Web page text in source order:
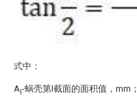
式中：
AI-蜗壳第I截面的面积值，mm；